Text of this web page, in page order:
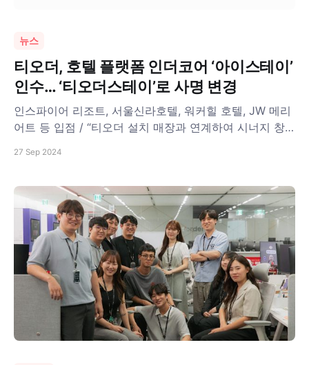
뉴스
티오더, 호텔 플랫폼 인더코어 ‘아이스테이’
인수… ‘티오더스테이’로 사명 변경
인스파이어 리조트, 서울신라호텔, 워커힐 호텔, JW 메리
어트 등 입점 / “티오더 설치 매장과 연계하여 시너지 창
27 Sep 2024